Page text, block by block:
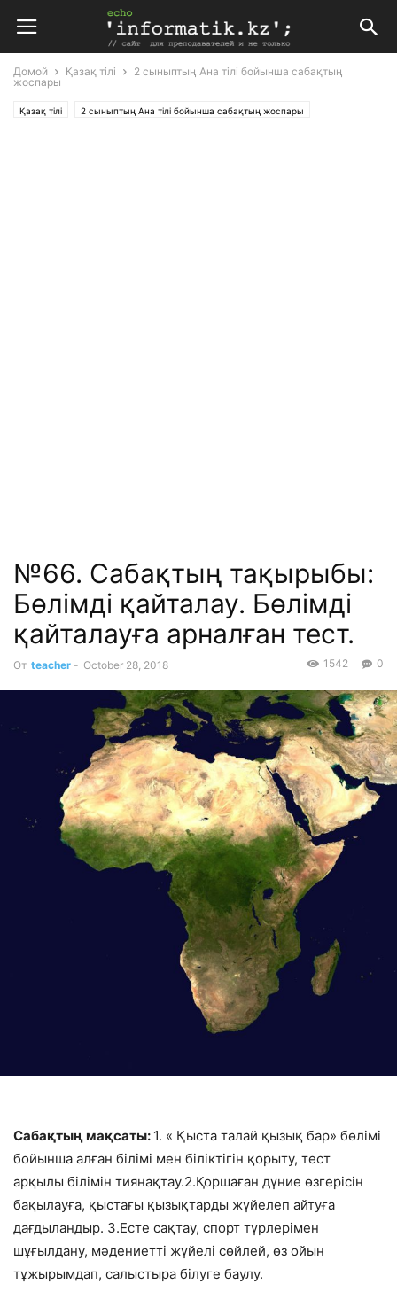
Домой Қазақ тілі
2 сыныптың Ана тілі бойынша сабақтың
жоспары
Қазақ тілі 2 сыныптың Ана тілі бойынша сабақтың жоспары
№66. Сабақтың тақырыбы:
Бөлімді қайталау. Бөлімді
қайталауға арналған тест.
От teacher - October 28, 2018 0
1542
Сабақтың мақсаты: 1. « Қыста талай қызық бар» бөлімі
бойынша алған білімі мен біліктігін қорыту, тест
арқылы білімін тиянақтау.2.Қоршаған дүние өзгерісін
бақылауға, қыстағы қызықтарды жүйелеп айтуға
дағдыландыр. 3.Есте сақтау, спорт түрлерімен
шұғылдану, мәдениетті жүйелі сөйлей, өз ойын
тұжырымдап, салыстыра білуге баулу.